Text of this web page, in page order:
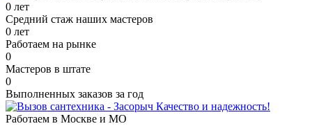
0 лет
Средний стаж наших мастеров
0 лет
Работаем на рынке
0
Мастеров в штате
0
Выполненных заказов за год
Качество и надежность!
Работаем в Москве и МО